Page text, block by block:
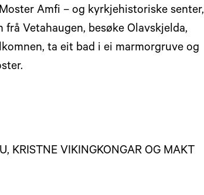
Amfi – og kyrkjehistoriske senter,
Vetahaugen, besøke Olavskjelda,
ta eit bad i ei marmorgruve og
KRISTNE VIKINGKONGAR OG MAKT